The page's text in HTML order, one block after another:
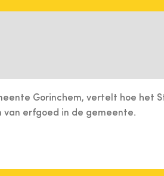
Gorinchem, vertelt hoe het
erfgoed in de gemeente.